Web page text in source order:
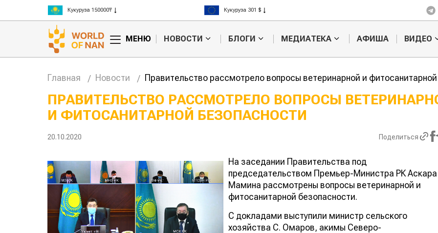
Рис 300000₸
Пшеница 3 класс 125000₸
Рис 408 $
Пшеница 423 $
МЕНЮ НОВОСТИ БЛОГИ МЕДИАТЕКА АФИША ВИДЕО
Главная Новости Правительство рассмотрело вопросы ветеринарной и
ПРАВИТЕЛЬСТВО РАССМОТРЕЛО ВОПРОСЫ
И ФИТОСАНИТАРНОЙ БЕЗОПАСНОСТИ
20.10.2020 Поделиться
На заседании Правительства под
председательством Премьер-Министра РК Аскара
Мамина рассмотрены вопросы ветеринарной и
фитосанитарной безопасности.
С докладами выступили министр сельского
хозяйства С. Омаров, акимы Северо-
Жара в Китае может
зерно
Казахстанское
жука будут выжигать
хозяйства